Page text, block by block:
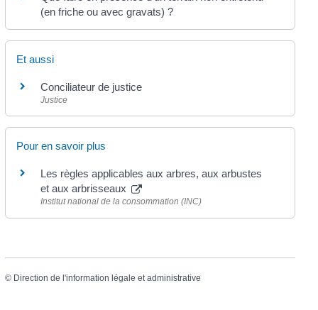
(en friche ou avec gravats) ?
Et aussi
Conciliateur de justice
Justice
Pour en savoir plus
Les règles applicables aux arbres, aux arbustes
et aux arbrisseaux
Institut national de la consommation (INC)
© Direction de l'information légale et administrative